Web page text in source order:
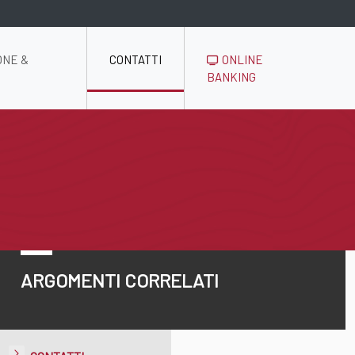
&
CONTATTI
ONLINE
BANKING
ARGOMENTI CORRELATI